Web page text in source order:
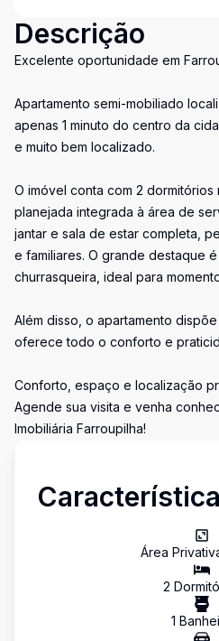
Descrição
Excelente oportunidade em
Apartamento semi-mobiliado
apenas 1 minuto do centro da
e muito bem localizado.
O imóvel conta com 2 dormitórios
planejada integrada à área de
jantar e sala de estar completa,
e familiares. O grande destaque
churrasqueira, ideal para
Além disso, o apartamento
oferece todo o conforto e
Conforto, espaço e localização
Agende sua visita e venha
Imobiliária Farroupilha!
Área
2
1